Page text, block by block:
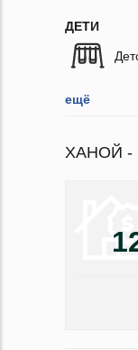
ДЕТИ
ещё
ХАНОЙ -